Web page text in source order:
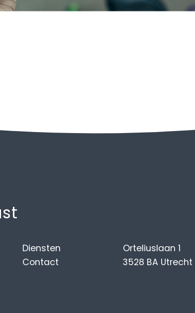
Diensten
Contact
Orteliuslaan 1
3528 BA Utrecht